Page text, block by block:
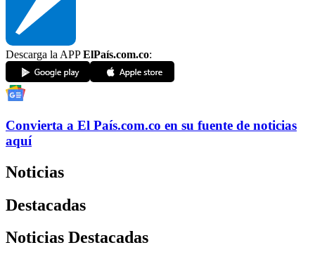
Descarga la APPElPaís.com.co:
Convierta a El País.com.co en su fuente de noticias
aquí
Noticias
Destacadas
Noticias Destacadas